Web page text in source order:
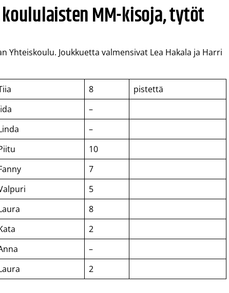
MM-kisoja, tytöt
Yhteiskoulu. Joukkuetta valmensivat Lea Hakala ja Harri
8
pistettä
–
–
10
7
5
8
2
–
2